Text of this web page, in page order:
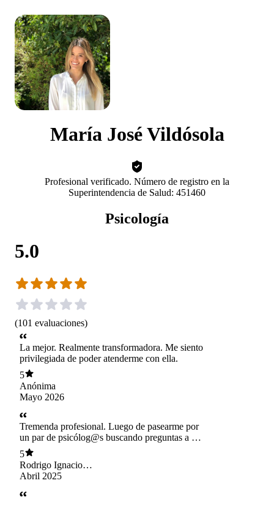
María José Vildósola
Profesional verificado. Número de registro en la
Superintendencia de Salud: 451460
Psicología
5.0
(101 evaluaciones)
La mejor. Realmente transformadora. Me siento
privilegiada de poder atenderme con ella.
5
Anónima
Mayo 2026
Tremenda profesional. Luego de pasearme por
un par de psicólog@s buscando preguntas a mis
respuestas y respuestas a mis preguntas, di con
ella de casualidad y ha sido sin duda un hallazgo
super salvador. Comencé la búsqueda primero
por simple curiosidad de autoconocimiento, pero
luego, en camino a ser padre por primera vez,
5
Rodrigo Ignacio
Ojeda Jeldes
Abril 2025